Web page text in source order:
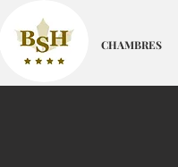
CHAMBRES